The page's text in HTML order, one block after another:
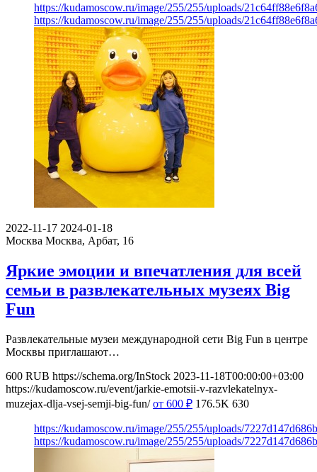
https://kudamoscow.ru/image/255/255/uploads/
https://kudamoscow.ru/image/255/255/uploads/
2022-11-17 2024-01-18
Москва Москва, Арбат, 16
Яркие эмоции и впечатления для всей
семьи в развлекательных музеях Big
Fun
Развлекательные музеи международной сети Big Fun в центре
Москвы приглашают…
600 RUB https://schema.org/InStock 2023-11-18T00:00:00+03:00
https://kudamoscow.ru/event/jarkie-emotsii-v-razvlekatelnyx-
muzejax-dlja-vsej-semji-big-fun/ от 600 ₽ 176.5K 630
https://kudamoscow.ru/image/255/255/uploads/
https://kudamoscow.ru/image/255/255/uploads/